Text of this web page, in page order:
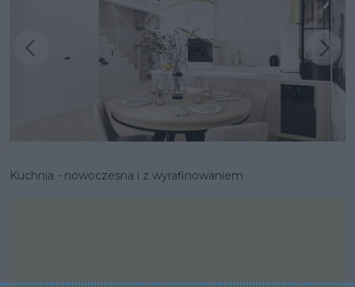
Poprzednia inspiracja
Następna inspiracja
Kuchnia - nowoczesna i z wyrafinowaniem